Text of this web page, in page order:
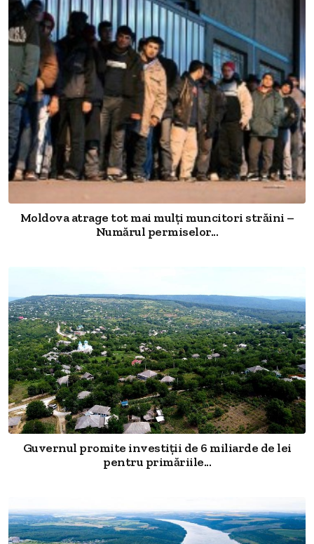
Moldova atrage tot mai mulți muncitori străini –
Numărul permiselor...
Guvernul promite investiții de 6 miliarde de lei
pentru primăriile...